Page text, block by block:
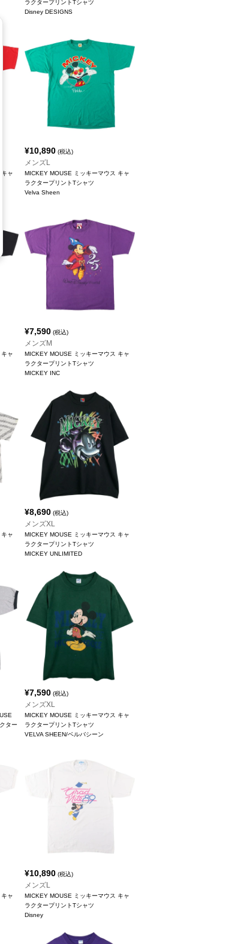
ラクタープリントTシャツ
Disney DESIGNS
ャ
¥10,890 (税込)
メンズL
MICKEY MOUSE ミッキーマウス キャ
ラクタープリントTシャツ
Velva Sheen
ャ
¥7,590 (税込)
メンズM
MICKEY MOUSE ミッキーマウス キャ
ラクタープリントTシャツ
MICKEY INC
ャ
¥8,690 (税込)
メンズXL
MICKEY MOUSE ミッキーマウス キャ
ラクタープリントTシャツ
MICKEY UNLIMITED
ター
¥7,590 (税込)
メンズXL
MICKEY MOUSE ミッキーマウス キャ
ラクタープリントTシャツ
VELVA SHEEN/ベルバシーン
ャ
¥10,890 (税込)
メンズL
MICKEY MOUSE ミッキーマウス キャ
ラクタープリントTシャツ
Disney